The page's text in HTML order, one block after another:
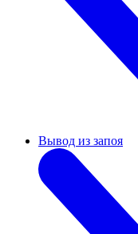
Вывод из запоя